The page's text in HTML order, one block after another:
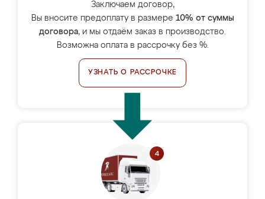
Заключаем договор,
Вы вносите предоплату в размере 10% от суммы
договора, и мы отдаём заказ в производство.
Возможна оплата в рассрочку без %.
УЗНАТЬ О РАССРОЧКЕ